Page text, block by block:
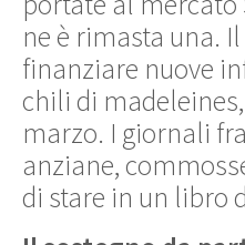
ne è rimasta una.
finanziare nuove
chili di
marzo. I giornali
anziane,
di stare in un libro